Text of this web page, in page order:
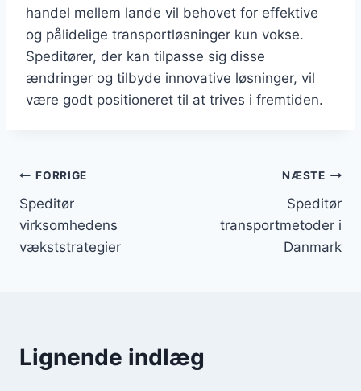
handel mellem lande vil behovet for effektive
og pålidelige transportløsninger kun vokse.
Speditører, der kan tilpasse sig disse
ændringer og tilbyde innovative løsninger, vil
være godt positioneret til at trives i fremtiden.
Indlægsnavigation
FORRIGE
Speditør
virksomhedens
vækststrategier
NÆSTE
Speditør
transportmetoder i
Danmark
Lignende indlæg